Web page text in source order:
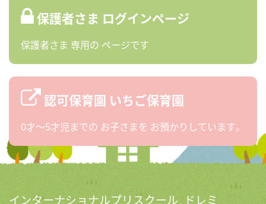
保護者さま ログインページ
保護者さま 専用の ページです
認可保育園 いちご保育園
0才〜5才児までの お子さまを お預かりしています。
インターナショナルプリスクール ドレミ